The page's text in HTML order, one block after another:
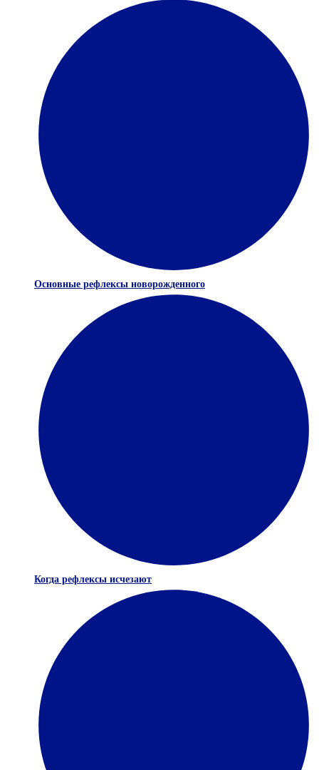
Основные рефлексы новорожденного
Когда рефлексы исчезают